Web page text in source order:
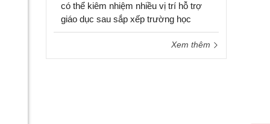
có thể kiêm nhiệm nhiều vị trí hỗ trợ
giáo dục sau sắp xếp trường học
Xem thêm